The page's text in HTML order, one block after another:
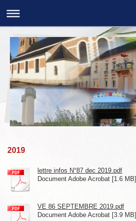
2019
lettre infos N°87 dec 2019.pdf
Document Adobe Acrobat [1.6 MB]
VE 86 SEPTEMBRE 2019.pdf
Document Adobe Acrobat [3.9 MB]